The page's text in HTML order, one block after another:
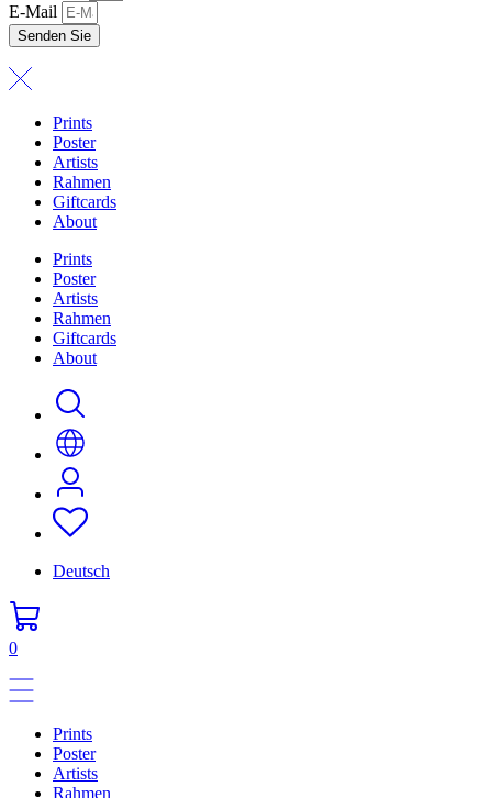
E-Mail
Senden Sie
Prints
Poster
Artists
Rahmen
Giftcards
About
Prints
Poster
Artists
Rahmen
Giftcards
About
Deutsch
0
Prints
Poster
Artists
Rahmen